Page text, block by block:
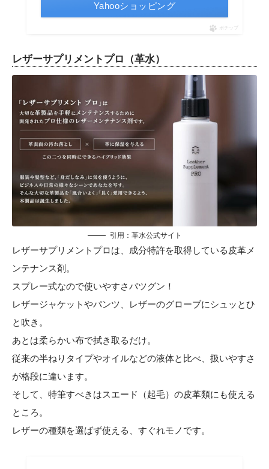
Yahooショッピング
ポチップ
レザーサプリメントプロ（革水）
引用： 革水公式サイト
レザーサプリメントプロは、成分特許を取得している皮革メ
ンテナンス剤。
スプレー式なので使いやすさバツグン！
レザージャケットやパンツ、レザーのグローブにシュッとひ
と吹き。
あとは柔らかい布で拭き取るだけ。
従来の半ねりタイプやオイルなどの液体と比べ、扱いやすさ
が格段に違います。
そして、特筆すべきはスエード（起毛）の皮革類にも使える
ところ。
レザーの種類を選ばず使える、すぐれモノです。